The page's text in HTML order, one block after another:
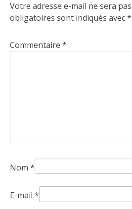
Votre adresse e-mail ne sera
obligatoires sont indiqués avec*
Commentaire *
Nom *
E-mail *